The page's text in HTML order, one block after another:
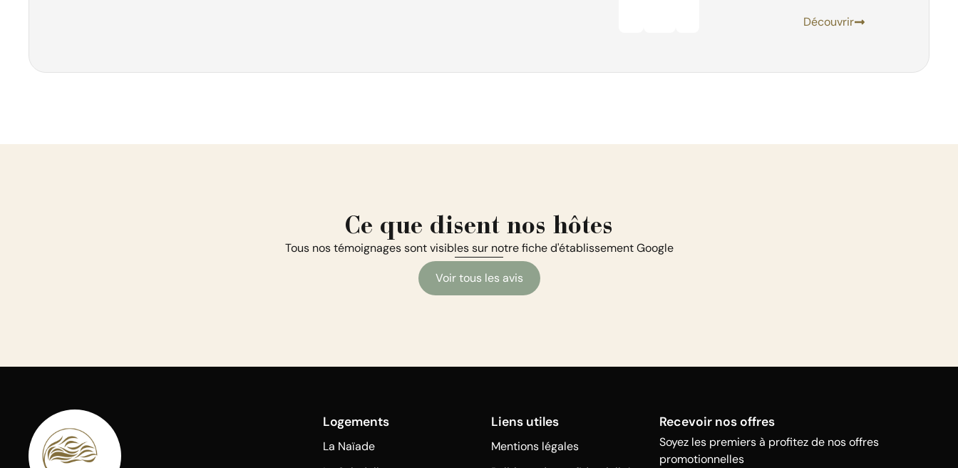
Découvrir
Ce que disent nos hôtes
Tous nos témoignages sont visibles sur notre fiche d'établissement Google
Voir tous les avis
Logements
La Naïade
Liens utiles
Mentions légales
Recevoir nos offres
Soyez les premiers à profitez de nos offres
promotionnelles